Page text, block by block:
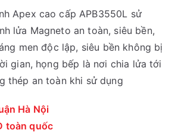
Apex cao cấp APB3550L sử
lửa Magneto an toàn, siêu bền,
men độc lập, siêu bền không bị
gian, họng bếp là nơi chia lửa tới
thép an toàn khi sử dụng
Hà Nội
toàn quốc